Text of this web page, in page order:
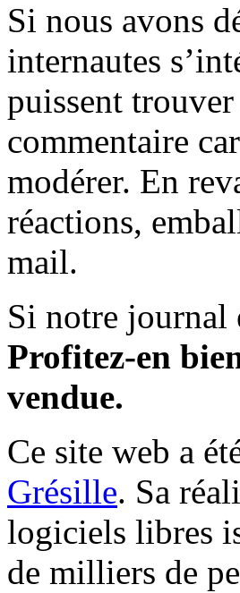
Si nous avons
internautes
puissent
commentaire
modérer. En
réactions,
mail.
Si notre journal
Profitez-en
vendue.
Ce site web a
Grésille. Sa
logiciels libres
de milliers de